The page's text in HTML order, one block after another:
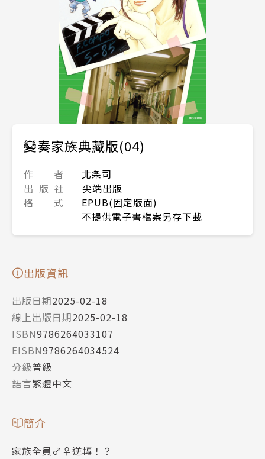
變奏家族典藏版(04)
作 者
北条司
出 版 社
尖端出版
格 式
EPUB(固定版面)
不提供電子書檔案另存下載
出版資訊
出版日期2025-02-18
線上出版日期2025-02-18
ISBN9786264033107
EISBN9786264034524
分級普級
語言繁體中文
簡介
家族全員♂♀逆轉！？